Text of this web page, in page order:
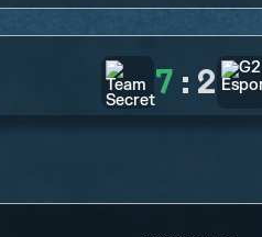
7 : 2